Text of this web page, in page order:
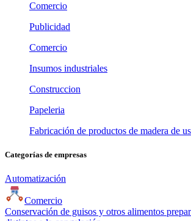
Comercio
Publicidad
Comercio
Insumos industriales
Construccion
Papeleria
Fabricación de productos de madera de
Categorías de empresas
Automatización
Comercio
Conservación de guisos y otros alimentos